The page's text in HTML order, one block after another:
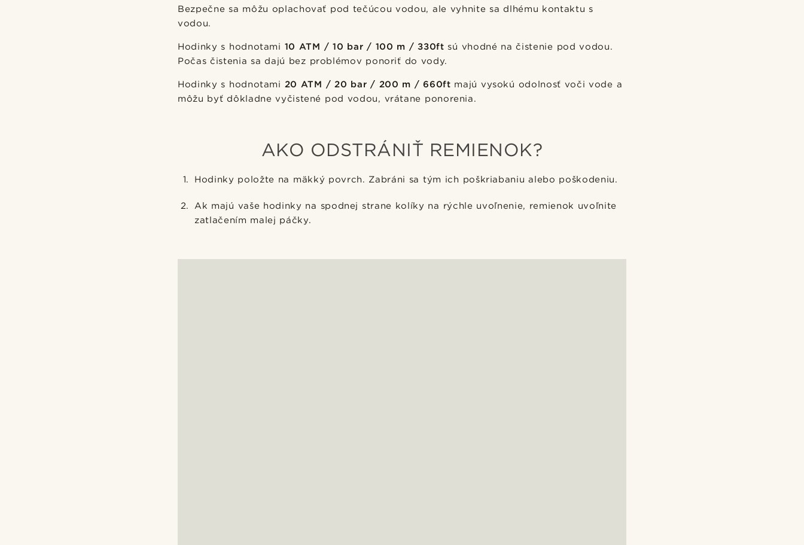
Bezpečne sa môžu oplachovať pod tečúcou vodou, ale vyhnite sa dlhému kontaktu s
vodou.
Hodinky s hodnotami 10 ATM / 10 bar / 100 m / 330ft sú vhodné na čistenie pod vodou.
Počas čistenia sa dajú bez problémov ponoriť do vody.
Hodinky s hodnotami 20 ATM / 20 bar / 200 m / 660ft majú vysokú odolnosť voči vode a
môžu byť dôkladne vyčistené pod vodou, vrátane ponorenia.
AKO ODSTRÁNIŤ REMIENOK?
Hodinky položte na mäkký povrch. Zabráni sa tým ich poškriabaniu alebo poškodeniu.
Ak majú vaše hodinky na spodnej strane kolíky na rýchle uvoľnenie, remienok uvoľnite
zatlačením malej páčky.